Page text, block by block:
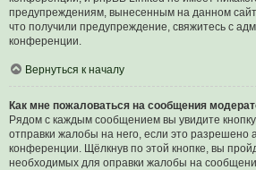
предупреждениям, вынесенным на данном
что получили предупреждение, свяжитесь с
конференции.
Вернуться к началу
Как мне пожаловаться на сообщения
Рядом с каждым сообщением вы увидите
отправки жалобы на него, если это разрешено
конференции. Щёлкнув по этой кнопке, вы
необходимых для оправки жалобы на